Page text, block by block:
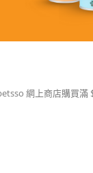
網上商店購買